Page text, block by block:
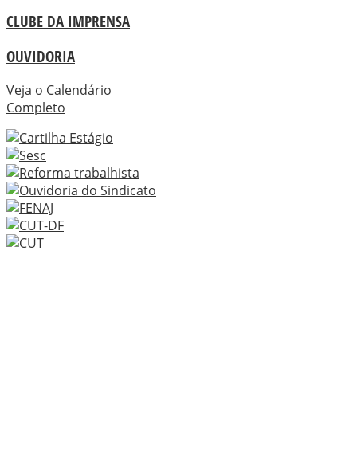
CLUBE DA IMPRENSA
OUVIDORIA
Veja o Calendário
Completo